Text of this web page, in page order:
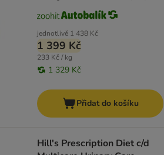
jednotlivě 1 438 Kč
1 399 Kč
233 Kč / kg
1 329 Kč
Přidat do košíku
Hill's Prescription Diet c/d